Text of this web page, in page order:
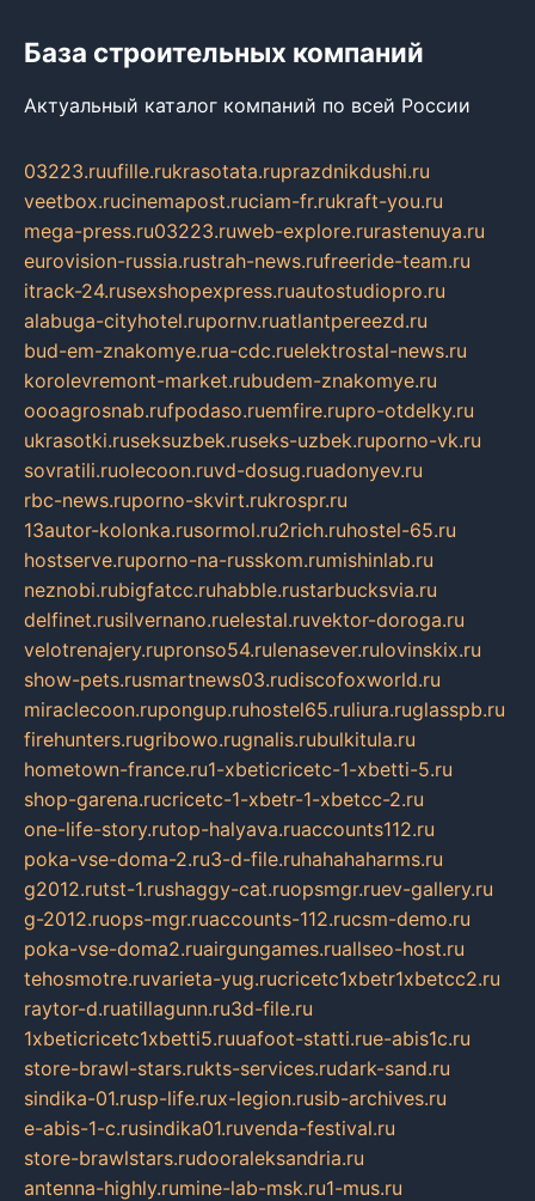
База строительных компаний
Актуальный каталог компаний по всей России
03223.ruufille.rukrasotata.ruprazdnikdushi.ru
veetbox.rucinemapost.ruciam-fr.rukraft-you.ru
mega-press.ru03223.ruweb-explore.rurastenuya.ru
eurovision-russia.rustrah-news.rufreeride-team.ru
itrack-24.rusexshopexpress.ruautostudiopro.ru
alabuga-cityhotel.rupornv.ruatlantpereezd.ru
bud-em-znakomye.rua-cdc.ruelektrostal-news.ru
korolevremont-market.rubudem-znakomye.ru
oooagrosnab.rufpodaso.ruemfire.rupro-otdelky.ru
ukrasotki.ruseksuzbek.ruseks-uzbek.ruporno-vk.ru
sovratili.ruolecoon.ruvd-dosug.ruadonyev.ru
rbc-news.ruporno-skvirt.rukrospr.ru
13autor-kolonka.rusormol.ru2rich.ruhostel-65.ru
hostserve.ruporno-na-russkom.rumishinlab.ru
neznobi.rubigfatcc.ruhabble.rustarbucksvia.ru
delfinet.rusilvernano.ruelestal.ruvektor-doroga.ru
velotrenajery.rupronso54.rulenasever.rulovinskix.ru
show-pets.rusmartnews03.rudiscofoxworld.ru
miraclecoon.rupongup.ruhostel65.ruliura.ruglasspb.ru
firehunters.rugribowo.rugnalis.rubulkitula.ru
hometown-france.ru1-xbeticricetc-1-xbetti-5.ru
shop-garena.rucricetc-1-xbetr-1-xbetcc-2.ru
one-life-story.rutop-halyava.ruaccounts112.ru
poka-vse-doma-2.ru3-d-file.ruhahahaharms.ru
g2012.rutst-1.rushaggy-cat.ruopsmgr.ruev-gallery.ru
g-2012.ruops-mgr.ruaccounts-112.rucsm-demo.ru
poka-vse-doma2.ruairgungames.ruallseo-host.ru
tehosmotre.ruvarieta-yug.rucricetc1xbetr1xbetcc2.ru
raytor-d.ruatillagunn.ru3d-file.ru
1xbeticricetc1xbetti5.ruuafoot-statti.rue-abis1c.ru
store-brawl-stars.rukts-services.rudark-sand.ru
sindika-01.rusp-life.rux-legion.rusib-archives.ru
e-abis-1-c.rusindika01.ruvenda-festival.ru
store-brawlstars.rudooraleksandria.ru
antenna-highly.rumine-lab-msk.ru1-mus.ru